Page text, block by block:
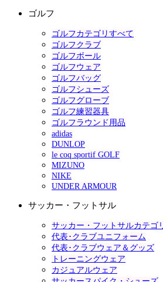
ゴルフ
ゴルフカテゴリすべて
ゴルフクラブ
ゴルフボール
ゴルフウェア
ゴルフバッグ
ゴルフシューズ
ゴルフグローブ
ゴルフ練習器具
ゴルフラウンド用品
adidas
DUNLOP
le coq sportif GOLF
MIZUNO
NIKE
UNDER ARMOUR
サッカー・フットサル
サッカー・フットサルカテゴ
代表･クラブユニフォーム
代表･クラブウェア＆グッズ
トレーニングウェア
カジュアルウェア